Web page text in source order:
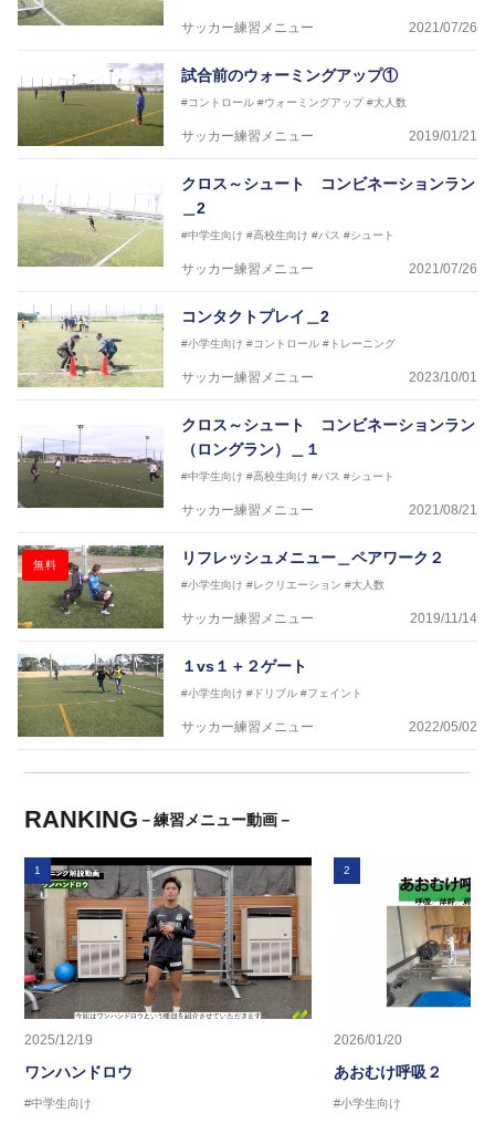
サッカー練習メニュー 2021/07/26
試合前のウォーミングアップ①
#コントロール #ウォーミングアップ #大人数
サッカー練習メニュー 2019/01/21
クロス～シュート コンビネーションラン
＿2
#中学生向け #高校生向け #パス #シュート
サッカー練習メニュー 2021/07/26
コンタクトプレイ＿2
#小学生向け #コントロール #トレーニング
サッカー練習メニュー 2023/10/01
クロス～シュート コンビネーションラン
（ロングラン）＿１
#中学生向け #高校生向け #パス #シュート
サッカー練習メニュー 2021/08/21
無料 リフレッシュメニュー＿ペアワーク２
#小学生向け #レクリエーション #大人数
サッカー練習メニュー 2019/11/14
１vs１＋２ゲート
#小学生向け #ドリブル #フェイント
サッカー練習メニュー 2022/05/02
RANKING －練習メニュー動画－
1
2025/12/19
ワンハンドロウ
#中学生向け
2
2026/01/20
あおむけ呼吸２
#小学生向け